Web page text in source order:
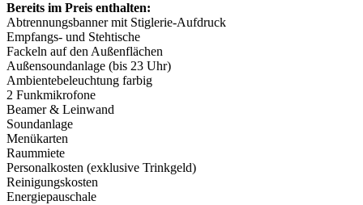
Bereits im Preis enthalten:
Abtrennungsbanner mit Stiglerie-Aufdruck
Empfangs- und Stehtische
Fackeln auf den Außenflächen
Außensoundanlage (bis 23 Uhr)
Ambientebeleuchtung farbig
2 Funkmikrofone
Beamer & Leinwand
Soundanlage
Menükarten
Raummiete
Personalkosten (exklusive Trinkgeld)
Reinigungskosten
Energiepauschale